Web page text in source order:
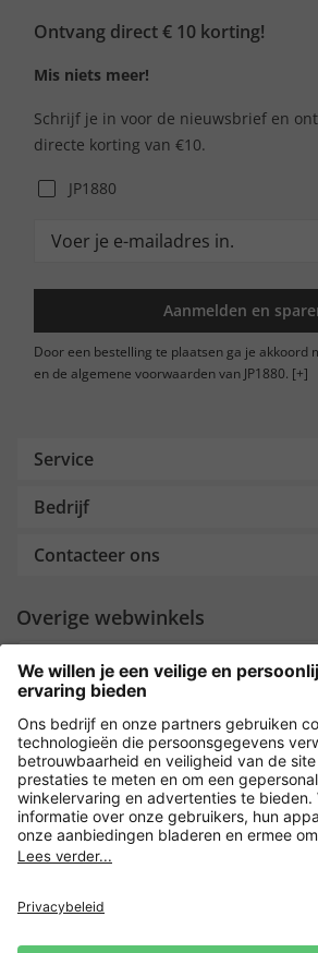
Ontvang direct € 10 korting!
Mis niets meer!
Schrijf je in voor de nieuwsbrief en
directe korting van €10.
JP1880
Aanmelden en
Door een bestelling te plaatsen ga je akkoord
en de algemene voorwaarden van JP1880. [+]
Service
Bedrijf
Contacteer ons
Overige webwinkels
Nederland
Payment and Delivery
Versleuteling met